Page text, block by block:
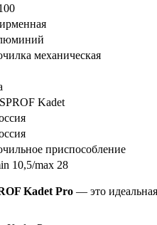
механическая
Kadet
приспособление
10,5/max 28
Kadet Pro — это